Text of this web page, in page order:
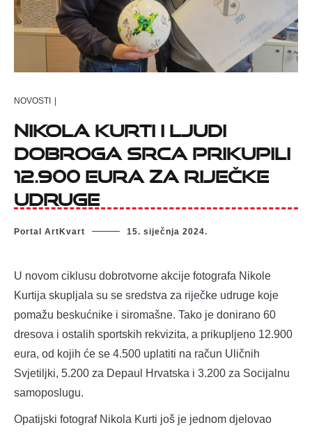
NOVOSTI |
Nikola Kurti i ljudi
dobroga srca prikupili
12.900 eura za riječke
udruge
Portal ArtKvart 15. siječnja 2024.
U novom ciklusu dobrotvorne akcije fotografa Nikole
Kurtija skupljala su se sredstva za riječke udruge koje
pomažu beskućnike i siromašne. Tako je donirano 60
dresova i ostalih sportskih rekvizita, a prikupljeno 12.900
eura, od kojih će se 4.500 uplatiti na račun Uličnih
Svjetiljki, 5.200 za Depaul Hrvatska i 3.200 za Socijalnu
samoposlugu.
Opatijski fotograf Nikola Kurti još je jednom djelovao